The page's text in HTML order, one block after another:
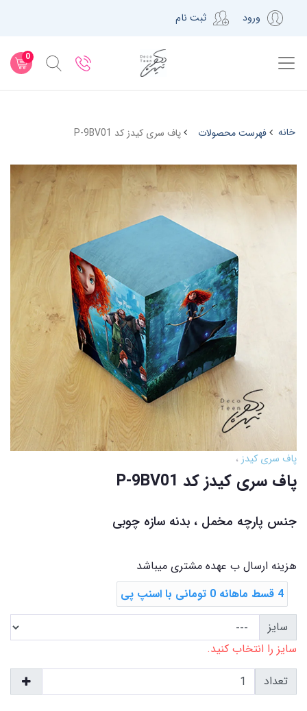
ورود ثبت نام
0
خانه فهرست محصولات پاف سری کیدز کد P-9BV01
پاف سری کیدز
پاف سری کیدز کد P-9BV01
جنس پارچه مخمل ، بدنه سازه چوبی
هزینه ارسال ب عهده مشتری میباشد
4 قسط ماهانه 0 تومانی با اسنپ ‌پی
سایز
سایز را انتخاب کنید.
تعداد